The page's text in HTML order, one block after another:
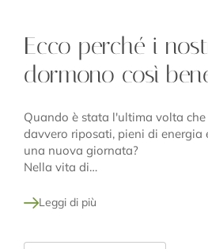
Ecco perché i
dormono così
Quando è stata l'ultima volta
davvero riposati, pieni di
una nuova giornata?
Nella vita di…
Leggi di più